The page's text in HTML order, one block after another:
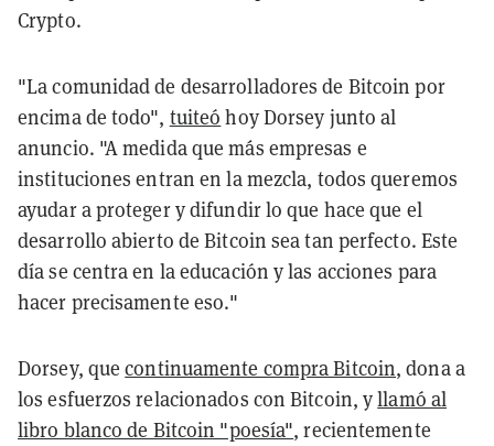
Crypto.
"La comunidad de desarrolladores de Bitcoin por
encima de todo", tuiteó hoy Dorsey junto al
anuncio. "A medida que más empresas e
instituciones entran en la mezcla, todos queremos
ayudar a proteger y difundir lo que hace que el
desarrollo abierto de Bitcoin sea tan perfecto. Este
día se centra en la educación y las acciones para
hacer precisamente eso."
Dorsey, quecontinuamente compra Bitcoin, dona a
los esfuerzos relacionados con Bitcoin, yllamó al
libro blanco de Bitcoin "poesía", recientemente